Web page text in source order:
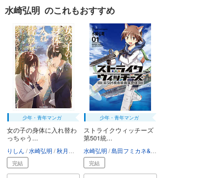
水崎弘明 のこれもおすすめ
少年・青年マンガ
女の子の身体に入れ替わ
っちゃう...
りしん 水崎弘明 秋月蝶 うがつまつき 高保忠地下
完結
少年・青年マンガ
ストライクウィッチーズ
第501統...
水崎弘明 島田フミカネ&ProjektKagonish
完結